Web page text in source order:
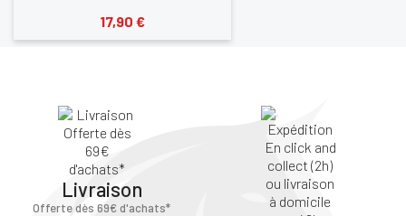
17,90 €
Livraison
Offerte dès 69€ d'achats*